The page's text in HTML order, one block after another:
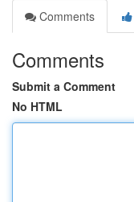
Comments
Comments
Submit a Comment
No HTML